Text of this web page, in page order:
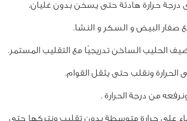
درجة حرارة هادئة حتى يسخن بدون غليان.
صفار البيض و السكر و النشا.
الحليب الساخن تدريجيًا مع التقليب المستمر.
الحرارة ونقلب حتى يثقل القوام.
من درجة الحرارة .
على حرارة متوسطة بدون تقليب ونتركها حتى